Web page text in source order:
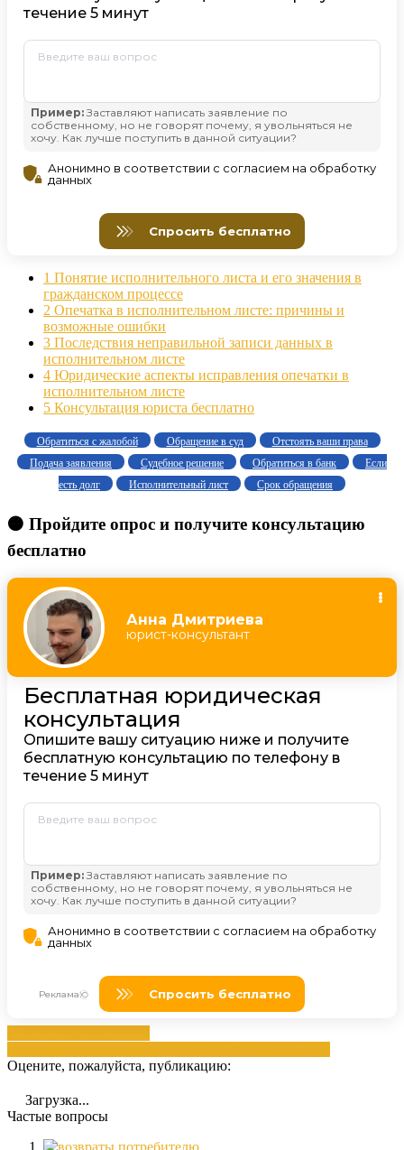
1 Понятие исполнительного листа и его значения в
гражданском процессе
2 Опечатка в исполнительном листе: причины и
возможные ошибки
3 Последствия неправильной записи данных в
исполнительном листе
4 Юридические аспекты исправления опечатки в
исполнительном листе
5 Консультация юриста бесплатно
Обратиться с жалобой Обращение в суд
Отстоять ваши права
Подача заявления
Судебное решение Обратиться в банк
Если
есть долг
Исполнительный лист Срок обращения
🟠 Пройдите опрос и получите консультацию
бесплатно
Оцените, пожалуйста, публикацию:
Загрузка...
Частые вопросы